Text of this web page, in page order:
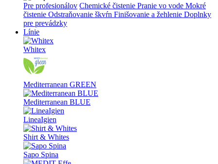
Pre profesionálov Chemické čistenie Pranie vo vode Mokré
čistenie Odstraňovanie škvŕn Finišovanie a žehlenie Doplnky
pre prevádzky
Línie
Whitex
Mediterranean GREEN
Mediterranean BLUE
LineaIgien
Shirt & Whites
Sapo Spina